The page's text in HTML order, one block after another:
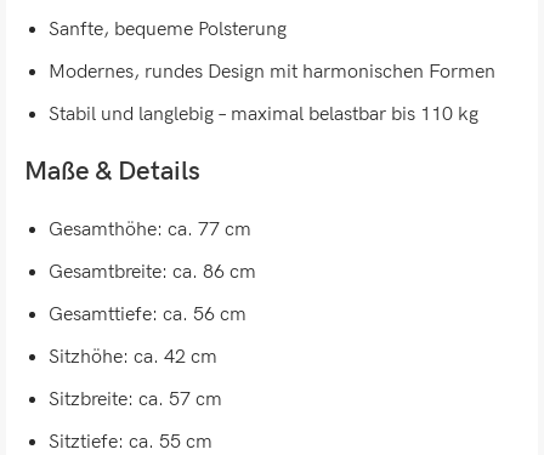
Sanfte, bequeme Polsterung
Modernes, rundes Design mit harmonischen Formen
Stabil und langlebig – maximal belastbar bis 110 kg
Maße & Details
Gesamthöhe: ca. 77 cm
Gesamtbreite: ca. 86 cm
Gesamttiefe: ca. 56 cm
Sitzhöhe: ca. 42 cm
Sitzbreite: ca. 57 cm
Sitztiefe: ca. 55 cm